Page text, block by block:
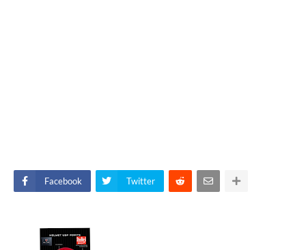
Facebook Twitter